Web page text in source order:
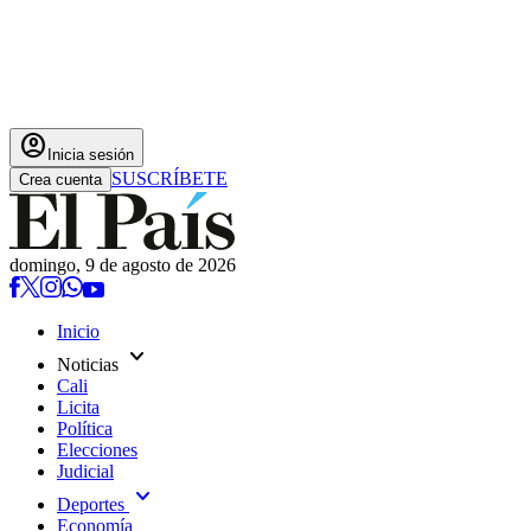
account_circle Inicia sesión
Crea cuenta SUSCRÍBETE
domingo, 9 de agosto de 2026
Inicio
Noticias expand_more
Cali
Licita
Política
Elecciones
Judicial
Deportes expand_more
Economía